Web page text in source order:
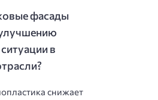
фасады
в
снижает